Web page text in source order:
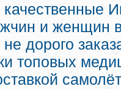
качественные
и женщин
дорого
топовых